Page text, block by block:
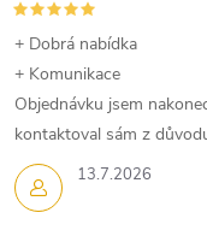
13.7.2026
+ Dobrá nabídka
+ Komunikace
Objednávku jsem
kontaktoval sám z